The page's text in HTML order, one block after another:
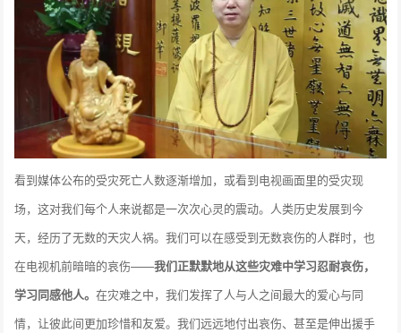
看到媒体公布的受灾死亡人数逐渐增加，或看到电视画面里的受灾现
场，这对我们每个人来说都是一次次心灵的震动。人类历史发展到今
天，经历了无数的天灾人祸。我们可以在感受到无数哀伤的人群时，也
在电视机前暗暗的哀伤——我们正默默地从这些灾难中学习忍耐哀伤，
学习同感他人。在灾难之中，我们发挥了人与人之间最大的爱心与同
情，让彼此间更加珍惜和友爱。我们远远地付出哀伤、甚至是伸出援手